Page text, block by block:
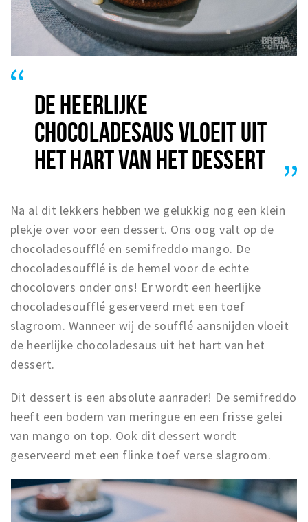
DE HEERLIJKE
CHOCOLADESAUS VLOEIT UIT
HET HART VAN HET DESSERT
Na al dit lekkers hebben we gelukkig nog een klein
plekje over voor een dessert. Ons oog valt op de
chocoladesoufflé en semifreddo mango. De
chocoladesoufflé is de hemel voor de echte
chocolovers onder ons! Er wordt een heerlijke
chocoladesoufflé geserveerd met een toef
slagroom. Wanneer wij de soufflé aansnijden vloeit
de heerlijke chocoladesaus uit het hart van het
dessert.
Dit dessert is een absolute aanrader! De semifreddo
heeft een bodem van meringue en een frisse gelei
van mango on top. Ook dit dessert wordt
geserveerd met een flinke toef verse slagroom.